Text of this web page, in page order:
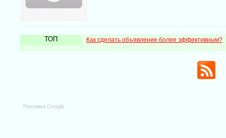
ТОП Как сделать объявление более эффективным?
Реклама Google